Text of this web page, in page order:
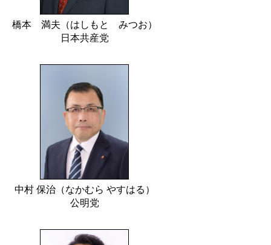
橋本 満夫（はしもと みつお）
日本共産党
中村 保治（なかむら やすはる）
公明党